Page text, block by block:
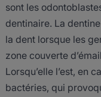
sont les
dentinaire. La
la dent lorsque les
zone couverte
Lorsqu’elle l’est, en
bactéries, qui